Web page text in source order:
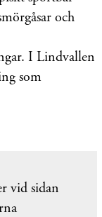
och
I Lindvallen
som
vid sidan